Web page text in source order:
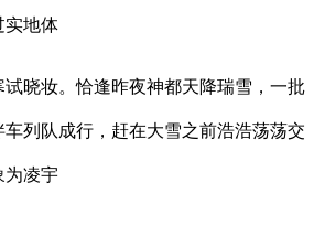
实地体
妆。恰逢昨夜神都天降瑞雪，一批
列队成行，赶在大雪之前浩浩荡荡交
为凌宇